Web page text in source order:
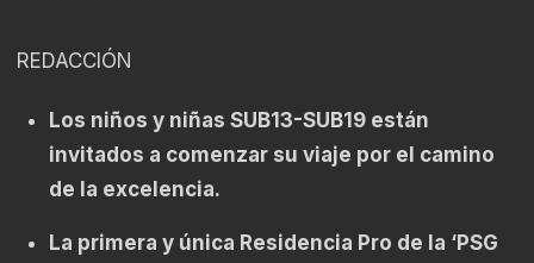
REDACCIÓN
Los niños y niñas SUB13-SUB19 están
invitados a comenzar su viaje por el camino
de la excelencia.
La primera y única Residencia Pro de la ‘PSG